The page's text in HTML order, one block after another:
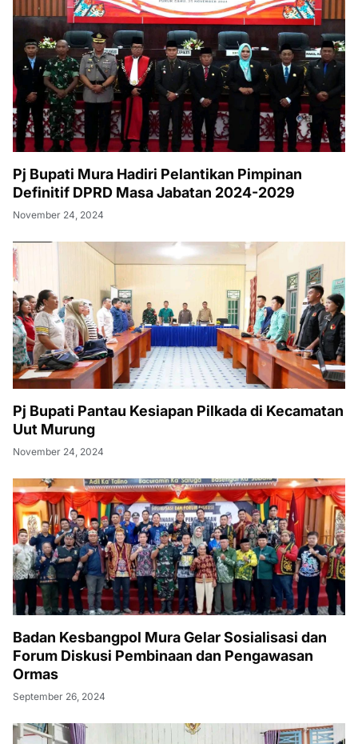
Pj Bupati Mura Hadiri Pelantikan Pimpinan
Definitif DPRD Masa Jabatan 2024-2029
November 24, 2024
Pj Bupati Pantau Kesiapan Pilkada di Kecamatan
Uut Murung
November 24, 2024
Badan Kesbangpol Mura Gelar Sosialisasi dan
Forum Diskusi Pembinaan dan Pengawasan
Ormas
September 26, 2024